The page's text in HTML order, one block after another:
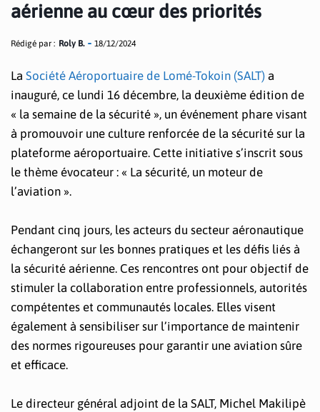
aérienne au cœur des priorités
Rédigé par : Roly B. 18/12/2024
La Société Aéroportuaire de Lomé-Tokoin (SALT) a
inauguré, ce lundi 16 décembre, la deuxième édition de
« la semaine de la sécurité », un événement phare visant
à promouvoir une culture renforcée de la sécurité sur la
plateforme aéroportuaire. Cette initiative s’inscrit sous
le thème évocateur : « La sécurité, un moteur de
l’aviation ».
Pendant cinq jours, les acteurs du secteur aéronautique
échangeront sur les bonnes pratiques et les défis liés à
la sécurité aérienne. Ces rencontres ont pour objectif de
stimuler la collaboration entre professionnels, autorités
compétentes et communautés locales. Elles visent
également à sensibiliser sur l’importance de maintenir
des normes rigoureuses pour garantir une aviation sûre
et efficace.
Le directeur général adjoint de la SALT, Michel Makilipè